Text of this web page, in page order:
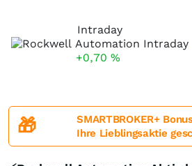
Intraday
+0,70 %
🎁
SMARTBROKER+
Ihre Lieblingsaktie